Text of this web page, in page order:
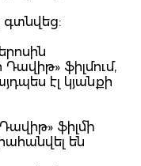
գտնվեց:
ֆիլմում,
էլ կյանքի
ֆիլմի
են